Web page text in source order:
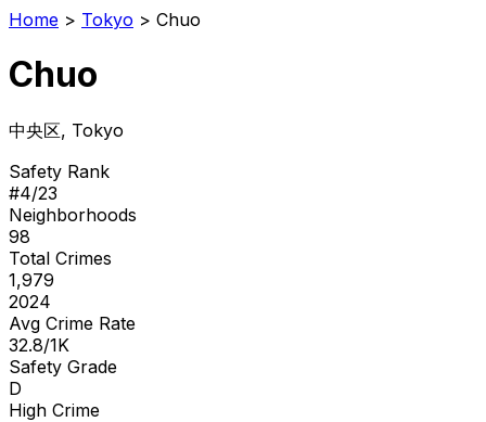
Home > Tokyo > Chuo
Chuo
中央区, Tokyo
Safety Rank
#4/23
Neighborhoods
98
Total Crimes
1,979
2024
Avg Crime Rate
32.8/1K
Safety Grade
D
High Crime